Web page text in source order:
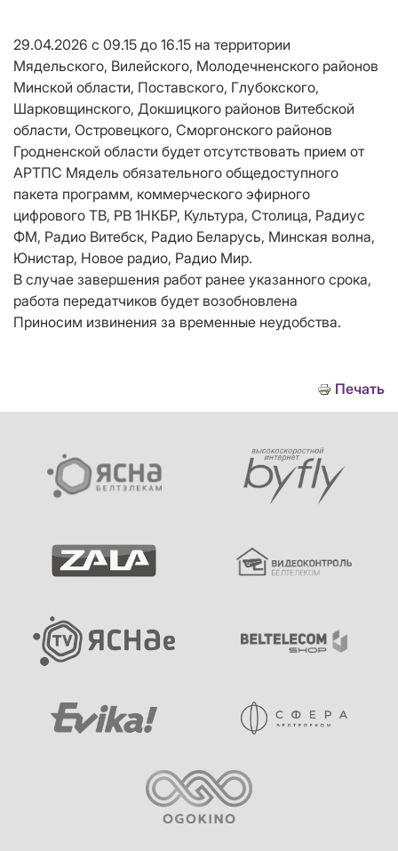
29.04.2026 c 09.15 до 16.15 на территории
Мядельского, Вилейского, Молодечненского районов
Минской области, Поставского, Глубокского,
Шарковщинского, Докшицкого районов Витебской
области, Островецкого, Сморгонского районов
Гродненской области будет отсутствовать прием от
АРТПС Мядель обязательного общедоступного
пакета программ, коммерческого эфирного
цифрового ТВ, РВ 1НКБР, Культура, Столица, Радиус
ФМ, Радио Витебск, Радио Беларусь, Минская волна,
Юнистар, Новое радио, Радио Мир.
В случае завершения работ ранее указанного срока,
работа передатчиков будет возобновлена
Приносим извинения за временные неудобства.
Печать